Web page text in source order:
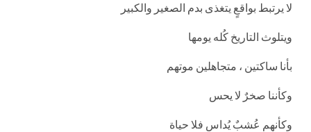
لا يرتبط بواقعٍ يتغذى بدم الصغير والكبير
ويتلوث التاريخ كُله يومها
بأنا ساكتين ، متجاهلين موتهم
وكأننا صخرٌ لا يحس
وكأنهم عُشبٌ يُداس فلا حياة